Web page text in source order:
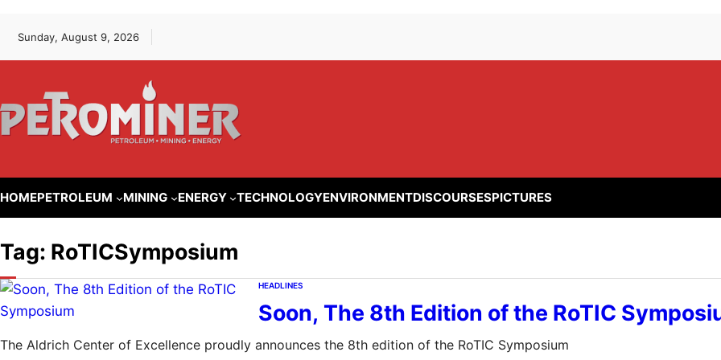
Sunday, August 9, 2026
HOMEPETROLEUM MINING ENERGY TECHNOLOGYENVIRONMENTDISCOURSESPICTURES
Tag: RoTICSymposium
HEADLINES
Soon, The 8th Edition of the RoTIC
The Aldrich Center of Excellence proudly announces the 8th edition of the RoTIC Symposium